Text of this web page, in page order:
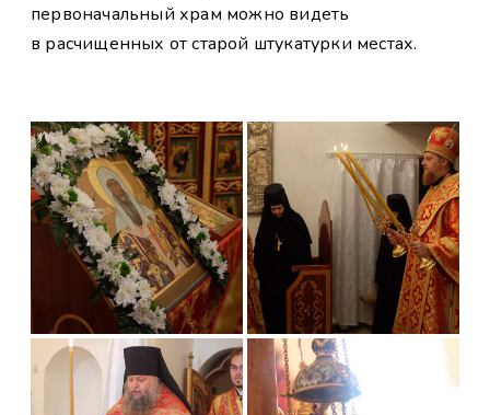
первоначальный храм можно видеть
в расчищенных от старой штукатурки местах.